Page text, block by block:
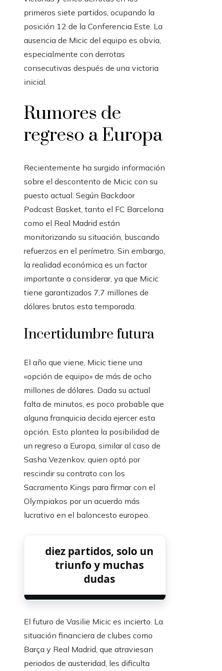
primeros siete partidos, ocupando la
posición 12 de la Conferencia Este. La
ausencia de Micic del equipo es obvia,
especialmente con derrotas
consecutivas después de una victoria
inicial.
Rumores de
regreso a Europa
Recientemente ha surgido información
sobre el descontento de Micic con su
puesto actual. Según Backdoor
Podcast Basket, tanto el FC Barcelona
como el Real Madrid están
monitorizando su situación, buscando
refuerzos en el perímetro. Sin embargo,
la realidad económica es un factor
importante a considerar, ya que Micic
tiene garantizados 7,7 millones de
dólares brutos esta temporada.
Incertidumbre futura
El año que viene, Micic tiene una
«opción de equipo» de más de ocho
millones de dólares. Dada su actual
falta de minutos, es poco probable que
alguna franquicia decida ejercer esta
opción. Esto plantea la posibilidad de
un regreso a Europa, similar al caso de
Sasha Vezenkov, quien optó por
rescindir su contrato con los
Sacramento Kings para firmar con el
Olympiakos por un acuerdo más
lucrativo en el baloncesto europeo.
diez partidos, solo un
triunfo y muchas
dudas
El futuro de Vasilie Micic es incierto. La
situación financiera de clubes como
Barça y Real Madrid, que atraviesan
periodos de austeridad, les dificulta